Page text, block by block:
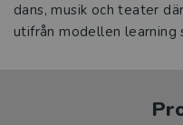
dans, musik och teater
utifrån modellen learning